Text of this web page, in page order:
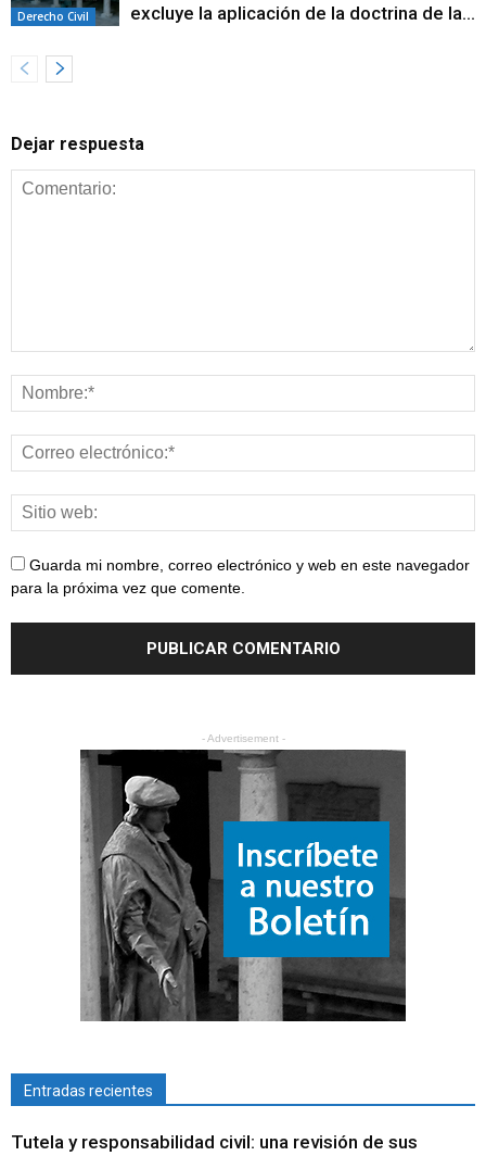
Derecho Civil
excluye la aplicación de la doctrina de la...
Dejar respuesta
Guarda mi nombre, correo electrónico y web en este navegador
para la próxima vez que comente.
- Advertisement -
Entradas recientes
Tutela y responsabilidad civil: una revisión de sus